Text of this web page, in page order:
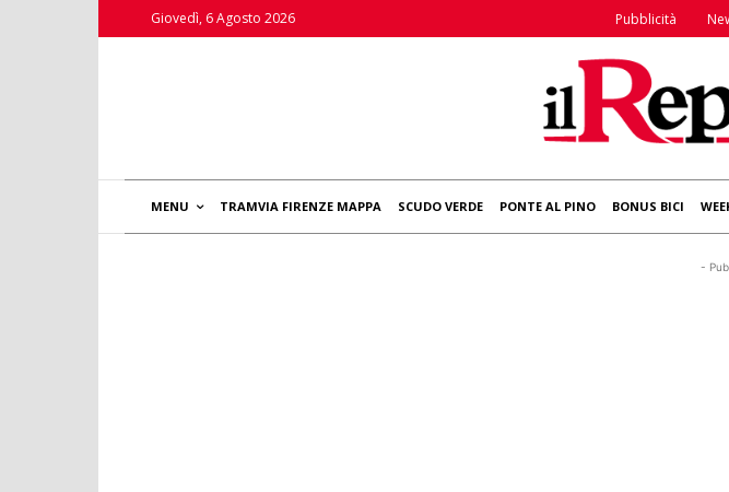
Giovedì, 6 Agosto 2026 Pubblicità
MENU TRAMVIA FIRENZE MAPPA SCUDO VERDE PONTE AL PINO BONUS BICI
-